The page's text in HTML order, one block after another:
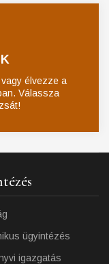
élvezze a
Válassza
ügyintézés
igazgatás